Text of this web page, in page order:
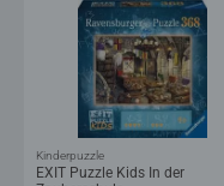
EXIT Puzzle Kids In der
Kinderpuzzle